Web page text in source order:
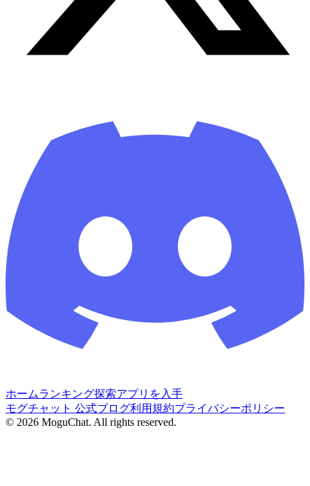
ホームランキング探索アプリを入手
モグチャット 公式ブログ利用規約プライバシーポリシー
© 2026 MoguChat. All rights reserved.